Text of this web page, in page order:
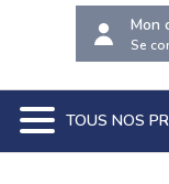
Mon
Se
TOUS NOS